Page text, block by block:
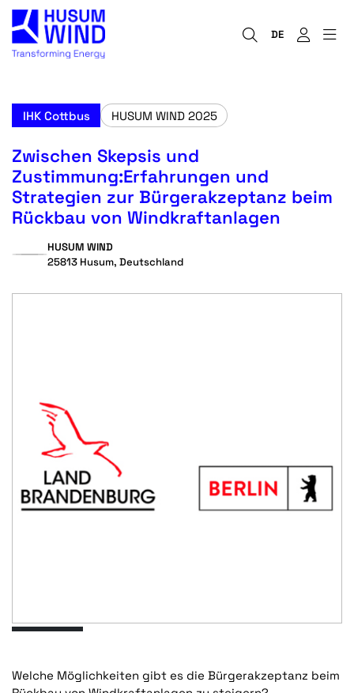
DE
IHK Cottbus HUSUM WIND 2025
Zwischen Skepsis und
Zustimmung:Erfahrungen und
Strategien zur Bürgerakzeptanz beim
Rückbau von Windkraftanlagen
HUSUM WIND
25813 Husum, Deutschland
Welche Möglichkeiten gibt es die Bürgerakzeptanz beim